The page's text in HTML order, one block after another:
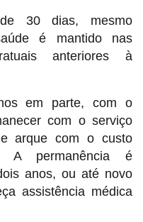
30 dias, mesmo
é mantido nas
anteriores à
em parte, com o
com o serviço
arque com o custo
A permanência é
anos, ou até novo
assistência médica